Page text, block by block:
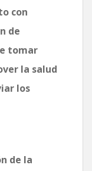
con
de
tomar
la salud
los
de la